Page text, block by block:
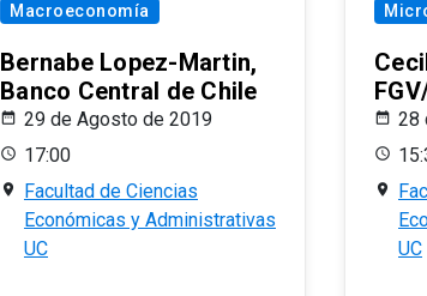
Macroeconomía
Bernabe Lopez-Martin,
Banco Central de Chile
29 de Agosto de 2019
17:00
Facultad de Ciencias
Económicas y Administrativas
UC
28
UC